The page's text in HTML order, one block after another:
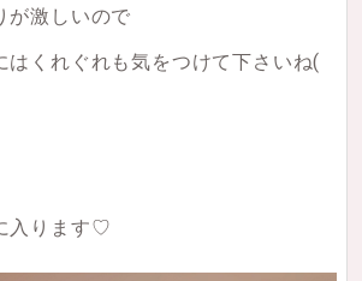
が激しいので
はくれぐれも気をつけて下さいね(
入ります♡